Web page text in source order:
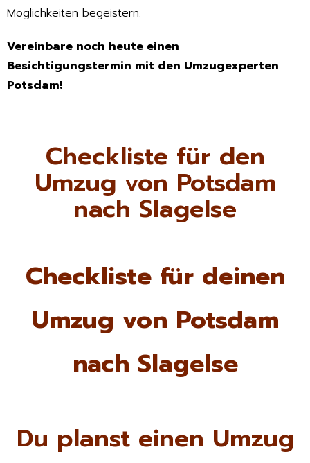
Möglichkeiten begeistern.
Vereinbare noch heute einen
Besichtigungstermin mit den Umzugexperten
Potsdam!
Checkliste für den
Umzug von Potsdam
nach Slagelse
Checkliste für deinen
Umzug von Potsdam
nach Slagelse
Du planst einen Umzug